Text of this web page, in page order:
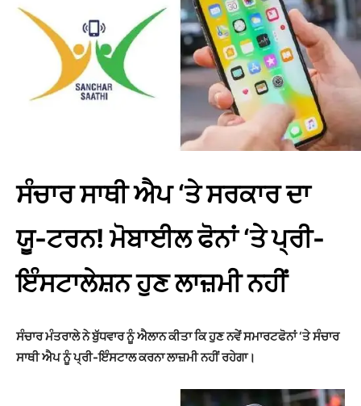
ਸੰਚਾਰ ਸਾਥੀ ਐਪ ‘ਤੇ ਸਰਕਾਰ ਦਾ
ਯੂ-ਟਰਨ! ਮੋਬਾਈਲ ਫੋਨਾਂ ‘ਤੇ ਪ੍ਰੀ-
ਇੰਸਟਾਲੇਸ਼ਨ ਹੁਣ ਲਾਜ਼ਮੀ ਨਹੀਂ
ਸੰਚਾਰ ਮੰਤਰਾਲੇ ਨੇ ਬੁੱਧਵਾਰ ਨੂੰ ਐਲਾਨ ਕੀਤਾ ਕਿ ਹੁਣ ਨਵੇਂ ਸਮਾਰਟਫੋਨਾਂ ‘ਤੇ ਸੰਚਾਰ
ਸਾਥੀ ਐਪ ਨੂੰ ਪ੍ਰੀ-ਇੰਸਟਾਲ ਕਰਨਾ ਲਾਜ਼ਮੀ ਨਹੀਂ ਰਹੇਗਾ।